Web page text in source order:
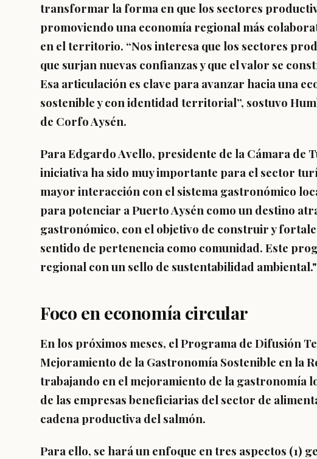
transformar la forma en que los sectores
promoviendo una economía regional más
en el territorio. “Nos interesa que los sectores
que surjan nuevas confianzas y que el valor se
Esa articulación es clave para avanzar hacia una
sostenible y con identidad territorial”, sostuvo
de Corfo Aysén.
ParaEdgardo Avello, presidente de la Cámara de
iniciativa ha sido muy importante para el sector
mayor interacción con el sistema gastronómico
para potenciar a Puerto Aysén como un destino
gastronómico, con el objetivo de construir y
sentido de pertenencia como comunidad. Este
regional con un sello de sustentabilidad ambiental."
Foco en economía circular
En los próximos meses, el Programa de Difusión
Mejoramiento de la Gastronomía Sostenible en la
trabajando en el mejoramiento de la gastronomía
de las empresas beneficiarias del sector de
cadena productiva del salmón.
Para ello, se hará un enfoque en tres aspectos (1)